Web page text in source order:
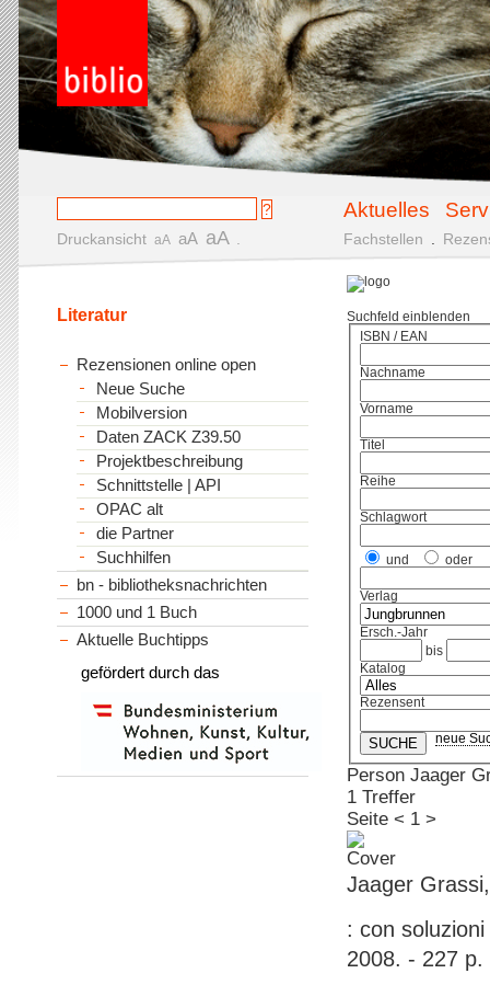
Aktuelles
Druckansicht aA aA aA Fachstellen
Suchfeld einblenden
ISBN / EAN
Nachname
Vorname
Titel
Reihe
Schlagwort
und oder
Verlag
Ersch.-Jahr
bis
Katalog
Rezensent
neue
Person Jaager
1 Treffer
Seite < 1 >
Jaager
: con
2008. - 227 p.
Literatur
Rezensionen online open
Neue Suche
Mobilversion
Daten ZACK Z39.50
Projektbeschreibung
Schnittstelle | API
OPAC alt
die Partner
Suchhilfen
bn - bibliotheksnachrichten
1000 und 1 Buch
Aktuelle Buchtipps
gefördert durch das